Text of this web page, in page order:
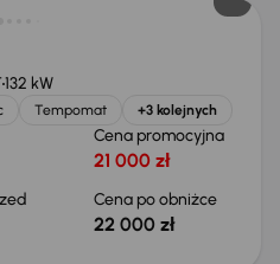
132 kW
Tempomat +3 kolejnych
Cena promocyjna
21 000 zł
Cena po obniżce
22 000 zł